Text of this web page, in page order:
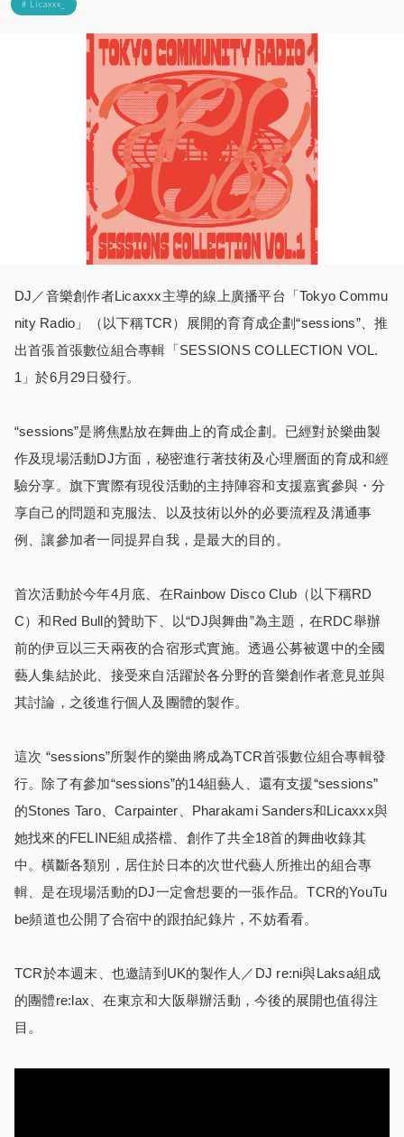
# Licaxxx_
DJ／音樂創作者Licaxxx主導的線上廣播平台「Tokyo Commu
nity Radio」（以下稱TCR）展開的育育成企劃“sessions”、推
出首張首張數位組合專輯「SESSIONS COLLECTION VOL.
1」於6月29日發行。
“sessions”是將焦點放在舞曲上的育成企劃。已經對於樂曲製
作及現場活動DJ方面，秘密進行著技術及心理層面的育成和經
驗分享。旗下實際有現役活動的主持陣容和支援嘉賓參與・分
享自己的問題和克服法、以及技術以外的必要流程及溝通事
例、讓參加者一同提昇自我，是最大的目的。
首次活動於今年4月底、在Rainbow Disco Club（以下稱RD
C）和Red Bull的贊助下、以“DJ與舞曲”為主題，在RDC舉辦
前的伊豆以三天兩夜的合宿形式實施。透過公募被選中的全國
藝人集結於此、接受來自活躍於各分野的音樂創作者意見並與
其討論，之後進行個人及團體的製作。
這次 “sessions”所製作的樂曲將成為TCR首張數位組合專輯發
行。除了有參加“sessions”的14組藝人、還有支援“sessions”
的Stones Taro、Carpainter、Pharakami Sanders和Licaxxx與
她找來的FELINE組成搭檔、創作了共全18首的舞曲收錄其
中。橫斷各類別，居住於日本的次世代藝人所推出的組合專
輯、是在現場活動的DJ一定會想要的一張作品。TCR的YouTu
be頻道也公開了合宿中的跟拍紀錄片，不妨看看。
TCR於本週末、也邀請到UK的製作人／DJ re:ni與Laksa組成
的團體re:lax、在東京和大阪舉辦活動，今後的展開也值得注
目。